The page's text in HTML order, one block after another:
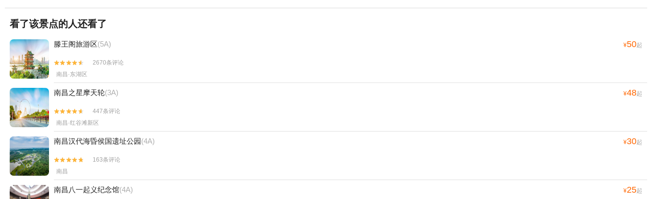
看了该景点的人还看了
滕王阁旅游区(5A) ¥50起


2670条评论
南昌·东湖区
南昌之星摩天轮(3A) ¥48起


447条评论
南昌·红谷滩新区
南昌汉代海昏侯国遗址公园(4A) ¥30起


163条评论
南昌
南昌八一起义纪念馆(4A) ¥25起